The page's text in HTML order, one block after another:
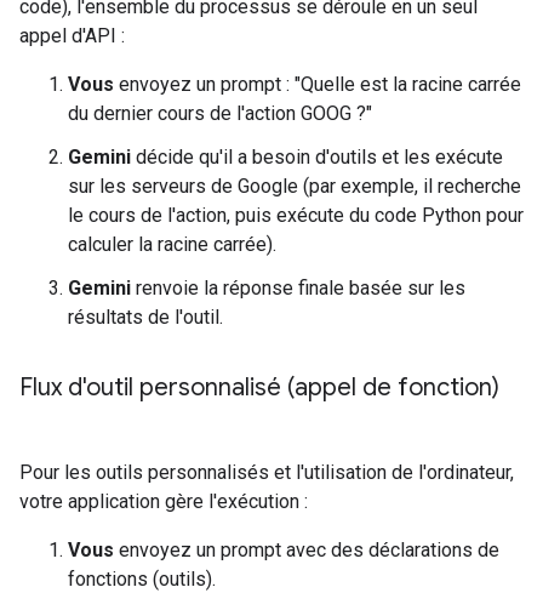
code), l'ensemble du processus se déroule en un seul
appel d'API :
Vous envoyez un prompt : "Quelle est la racine carrée
du dernier cours de l'action GOOG ?"
Gemini décide qu'il a besoin d'outils et les exécute
sur les serveurs de Google (par exemple, il recherche
le cours de l'action, puis exécute du code Python pour
calculer la racine carrée).
Gemini renvoie la réponse finale basée sur les
résultats de l'outil.
Flux d'outil personnalisé (appel de fonction)
Pour les outils personnalisés et l'utilisation de l'ordinateur,
votre application gère l'exécution :
Vous envoyez un prompt avec des déclarations de
fonctions (outils).